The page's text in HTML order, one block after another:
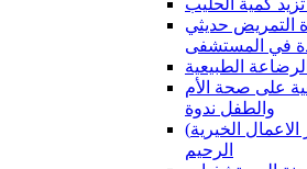
التمريض حديثي
في المستشفى
الطبيعية
على صحة الأم
والطفل ندوة
(فتح متجر الاعمال الخيرية )فتح متجر اليد
الرحيم